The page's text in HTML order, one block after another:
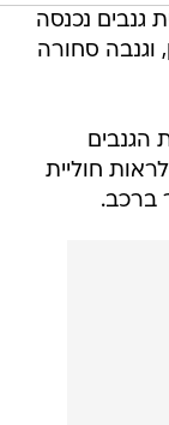
גנבים נכנסה
וגנבה סחורה
הגנבים
חוליית
ברכב.